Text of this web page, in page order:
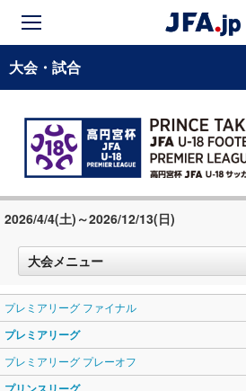
大会・試合
2026/4/4(土)～2026/12/13(日)
大会メニュー
プレミアリーグ ファイナル
プレミアリーグ
プレミアリーグ プレーオフ